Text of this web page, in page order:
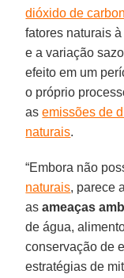
dióxido de
fatores naturais
e a variação
efeito em um
o próprio
asemissões de
naturais.
“Embora não
naturais, parece
asameaças
de água,
conservação de
estratégias de